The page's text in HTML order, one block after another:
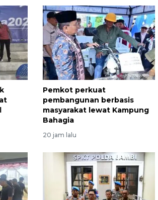
Pemkot perkuat
pembangunan berbasis
masyarakat lewat Kampung
Bahagia
20 jam lalu